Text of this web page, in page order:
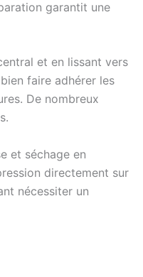
garantit une
et en lissant vers
faire adhérer les
De nombreux
et séchage en
directement sur
nécessiter un